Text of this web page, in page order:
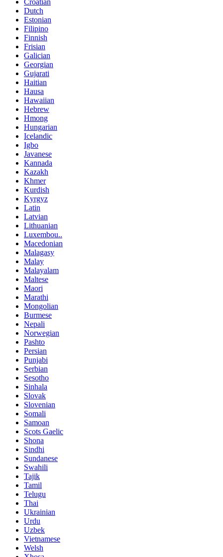
Dutch
Estonian
Filipino
Finnish
Frisian
Galician
Georgian
Gujarati
Haitian
Hausa
Hawaiian
Hebrew
Hmong
Hungarian
Icelandic
Igbo
Javanese
Kannada
Kazakh
Khmer
Kurdish
Kyrgyz
Latin
Latvian
Lithuanian
Luxembou..
Macedonian
Malagasy
Malay
Malayalam
Maltese
Maori
Marathi
Mongolian
Burmese
Nepali
Norwegian
Pashto
Persian
Punjabi
Serbian
Sesotho
Sinhala
Slovak
Slovenian
Somali
Samoan
Scots Gaelic
Shona
Sindhi
Sundanese
Swahili
Tajik
Tamil
Telugu
Thai
Ukrainian
Urdu
Uzbek
Vietnamese
Welsh